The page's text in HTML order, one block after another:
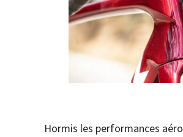
Hormis les performances